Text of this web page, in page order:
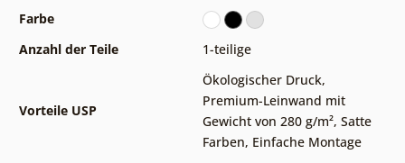
Farbe
Anzahl der Teile
1-teilige
Vorteile USP
Ökologischer Druck,
Premium-Leinwand mit
Gewicht von 280 g/m², Satte
Farben, Einfache Montage